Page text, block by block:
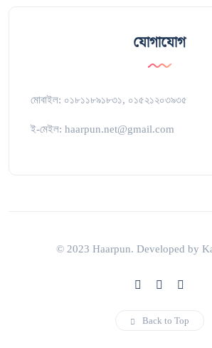
যোগাযোগ
মোবাইল: ০১৮১১৮৯১৮৩১, ০১৫২১২০৩৯৩৫
ই-মেইল: haarpun.net@gmail.com
© 2023 Haarpun. Developed by
Back to Top